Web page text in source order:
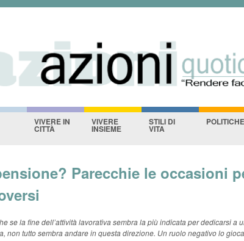
VIVERE IN
CITTÀ
VIVERE
INSIEME
STILI DI
VITA
POLITICHE
Parecchie le occasioni
se la fine dell’attività lavorativa sembra la più indicata per dedicarsi a
non tutto sembra andare in questa direzione. Un ruolo negativo lo